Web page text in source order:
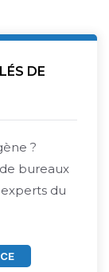
DE
?
bureaux
du